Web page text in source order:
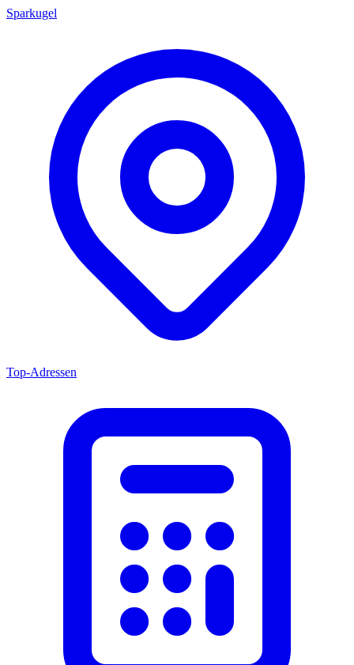
Sparkugel
Top-Adressen